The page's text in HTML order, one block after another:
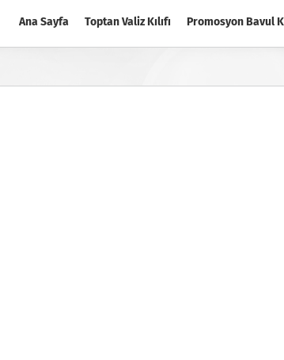
Ana Sayfa Toptan Valiz Kılıfı Promosyon Bavul